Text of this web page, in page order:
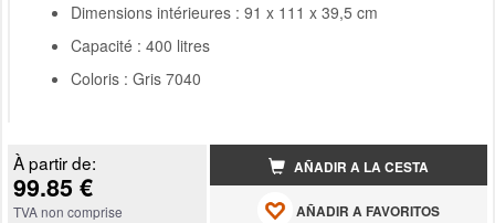
Dimensions intérieures : 91 x 111 x 39,5 cm
Capacité : 400 litres
Coloris : Gris 7040
À partir de:
99.85 €
TVA non comprise
AÑADIR A LA CESTA
AÑADIR A FAVORITOS